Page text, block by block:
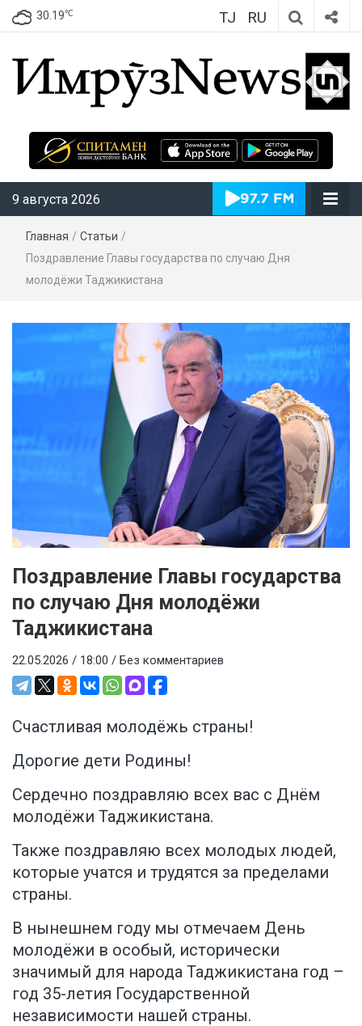
30.19℃ TJ RU
ИмрӯзNews
9 августа 2026
Главная / Статьи /
Поздравление Главы государства по случаю Дня
молодёжи Таджикистана
Поздравление Главы государства
по случаю Дня молодёжи
Таджикистана
22.05.2026 / 18:00 / Без комментариев
Счастливая молодёжь страны!
Дорогие дети Родины!
Сердечно поздравляю всех вас с Днём
молодёжи Таджикистана.
Также поздравляю всех молодых людей,
которые учатся и трудятся за пределами
страны.
В нынешнем году мы отмечаем День
молодёжи в особый, исторически
значимый для народа Таджикистана год –
год 35-летия Государственной
независимости нашей страны.